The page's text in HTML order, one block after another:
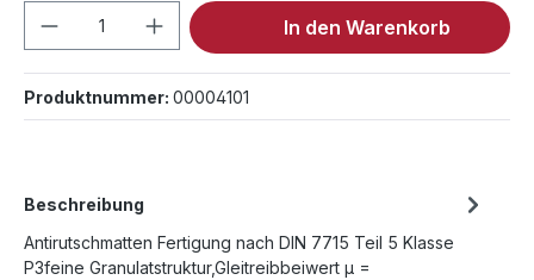
Produkt Anzahl: Gib denIn den Warenkorb
Produktnummer: 00004101
Beschreibung
Antirutschmatten Fertigung nach DIN 7715 Teil 5 Klasse
P3feine Granulatstruktur,Gleitreibbeiwert μ =